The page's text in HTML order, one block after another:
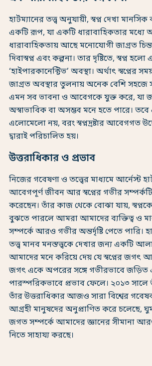
হার্টম্যানের তত্ত্ব অনুযায়ী, স্বপ্ন দেখা
একটি রূপ, যা একটি ধারাবাহিকতার মধ্যে
ধারাবাহিকতায় আছে মনোযোগী জাগ্রত
দিবাস্বপ্ন এবং কল্পনা। তার দৃষ্টিতে, স্বপ্ন হলো
‘হাইপারকানেক্টিভ’ অবস্থা। অর্থাৎ স্বপ্নের
জাগ্রত অবস্থার তুলনায় অনেক বেশি সহজে
এমন সব ভাবনা ও আবেগকে যুক্ত করে, যা
অস্বাভাবিক বা অসম্ভব মনে হতে পারে।
এলোমেলো নয়, বরং স্বপ্নদ্রষ্টার আবেগগত
দ্বারাই পরিচালিত হয়।
উত্তরাধিকার ও প্রভাব
নিজের গবেষণা ও তত্ত্বের মাধ্যমে আর্নেস্ট
আবেগপূর্ণ জীবন আর স্বপ্নের গভীর
করেছেন। তাঁর কাজ থেকে বোঝা যায়,
বুঝতে পারলে আমরা আমাদের ব্যক্তিত্ব ও
সম্পর্কে আরও গভীর অন্তর্দৃষ্টি পেতে পারি।
তত্ত্ব মানব মনস্তত্ত্বকে দেখার জন্য একটি
আমাদের মনে করিয়ে দেয় যে স্বপ্নের জগৎ
জগৎ একে অপরের সঙ্গে গভীরভাবে জড়িত
পারস্পরিকভাবে প্রভাব ফেলে। ২০১৩
তাঁর উত্তরাধিকার আজও সারা বিশ্বের
আগ্রহী মানুষদের অনুপ্রাণিত করে চলেছে,
জগত সম্পর্কে আমাদের জ্ঞানের সীমানা
নিতে সাহায্য করছে।